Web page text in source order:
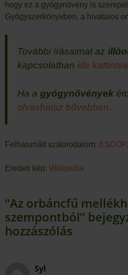
hogy ez a gyógynövény is
Gyógyszerkönyvben, a hivatalos
További írásaimat az
kapcsolatban ide
Ha a gyógynövények
olvashatsz bővebben.
Felhasznált szakirodalom: ESCOP,
Eredeti kép: Wikipedia
“Az orbáncfű
szempontból”
hozzászólás
Syl